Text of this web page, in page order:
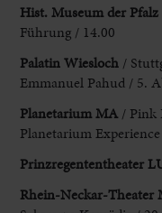
Hist.Museum der Pfalz
Führung / 14.00
Palatin Wiesloch /
Emmanuel Pahud / 5.
PlanetariumMA / Pink
Planetarium
Prinzregententheater
Rhein-Neckar-Theater